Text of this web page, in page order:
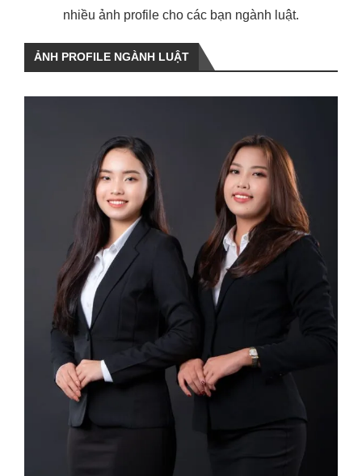
nhiều ảnh profile cho các bạn ngành luật.
ẢNH PROFILE NGÀNH LUẬT